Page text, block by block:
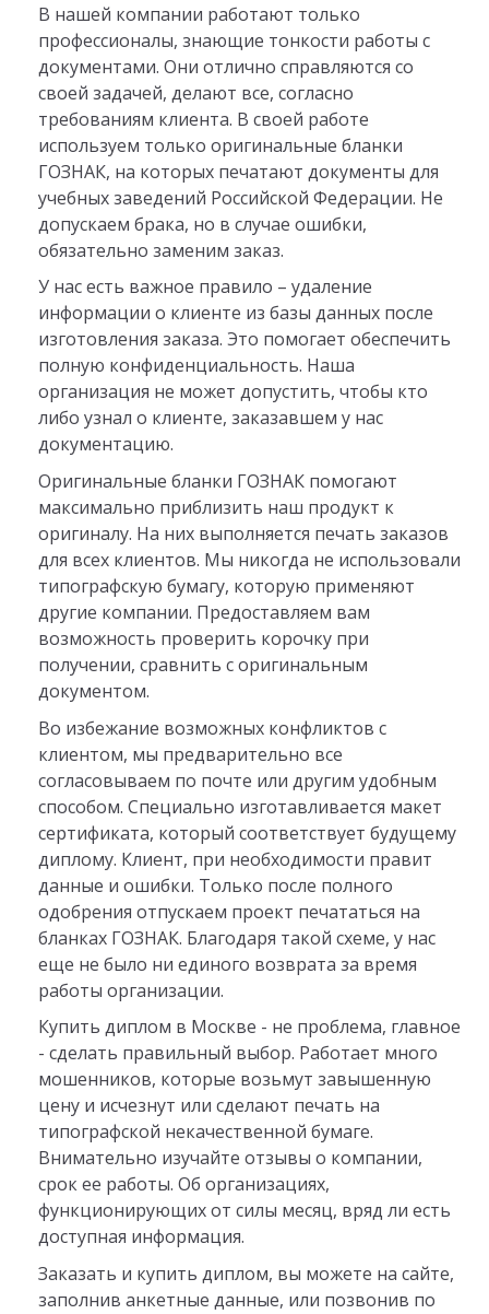
В нашей компании работают только
профессионалы, знающие тонкости работы с
документами. Они отлично справляются со
своей задачей, делают все, согласно
требованиям клиента. В своей работе
используем только оригинальные бланки
ГОЗНАК, на которых печатают документы для
учебных заведений Российской Федерации. Не
допускаем брака, но в случае ошибки,
обязательно заменим заказ.
У нас есть важное правило – удаление
информации о клиенте из базы данных после
изготовления заказа. Это помогает обеспечить
полную конфиденциальность. Наша
организация не может допустить, чтобы кто
либо узнал о клиенте, заказавшем у нас
документацию.
Оригинальные бланки ГОЗНАК помогают
максимально приблизить наш продукт к
оригиналу. На них выполняется печать заказов
для всех клиентов. Мы никогда не использовали
типографскую бумагу, которую применяют
другие компании. Предоставляем вам
возможность проверить корочку при
получении, сравнить с оригинальным
документом.
Во избежание возможных конфликтов с
клиентом, мы предварительно все
согласовываем по почте или другим удобным
способом. Специально изготавливается макет
сертификата, который соответствует будущему
диплому. Клиент, при необходимости правит
данные и ошибки. Только после полного
одобрения отпускаем проект печататься на
бланках ГОЗНАК. Благодаря такой схеме, у нас
еще не было ни единого возврата за время
работы организации.
Купить диплом в Москве - не проблема, главное
- сделать правильный выбор. Работает много
мошенников, которые возьмут завышенную
цену и исчезнут или сделают печать на
типографской некачественной бумаге.
Внимательно изучайте отзывы о компании,
срок ее работы. Об организациях,
функционирующих от силы месяц, вряд ли есть
доступная информация.
Заказать и купить диплом, вы можете на сайте,
заполнив анкетные данные, или позвонив по